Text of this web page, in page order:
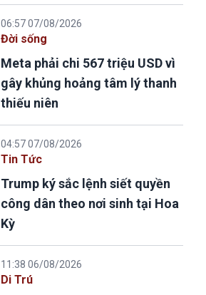
06:57 07/08/2026
Đời sống
Meta phải chi 567 triệu USD vì
gây khủng hoảng tâm lý thanh
thiếu niên
04:57 07/08/2026
Tin Tức
Trump ký sắc lệnh siết quyền
công dân theo nơi sinh tại Hoa
Kỳ
11:38 06/08/2026
Di Trú